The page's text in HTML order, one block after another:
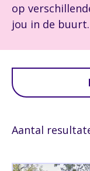
op
jou in de buurt.
Aantal